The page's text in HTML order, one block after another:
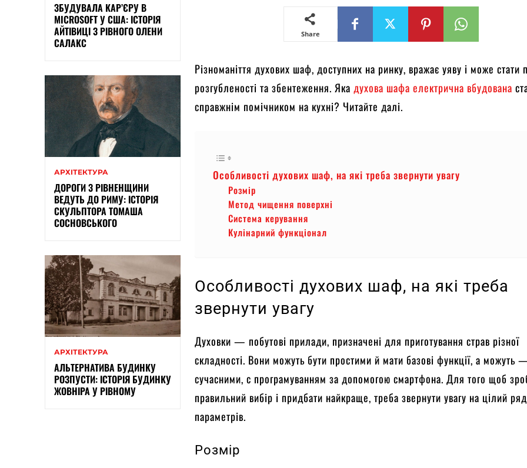
ЗБУДУВАЛА КАР’ЄРУ В
MICROSOFT У США: ІСТОРІЯ
АЙТІВИЦІ З РІВНОГО ОЛЕНИ
САЛАКС
АРХІТЕКТУРА
ДОРОГИ З РІВНЕНЩИНИ
ВЕДУТЬ ДО РИМУ: ІСТОРІЯ
СКУЛЬПТОРА ТОМАША
СОСНОВСЬКОГО
АРХІТЕКТУРА
АЛЬТЕРНАТИВА БУДИНКУ
РОЗПУСТИ: ІСТОРІЯ БУДИНКУ
ЖОВНІРА У РІВНОМУ
Share
Різноманіття духових шаф, доступних на ринку, вражає уяву і може стати
розгубленості та збентеження. Якадухова шафа електрична вбудована
справжнім помічником на кухні? Читайте далі.
Особливості духових шаф, на які треба звернути увагу
Розмір
Метод чищення поверхні
Система керування
Кулінарний функціонал
Особливості духових шаф, на які треба
звернути увагу
Духовки — побутові прилади, призначені для приготування страв різної
складності. Вони можуть бути простими й мати базові функції, а можуть
сучасними, с програмуванням за допомогою смартфона. Для того щоб
правильний вибір і придбати найкраще, треба звернути увагу на цілий ряд
параметрів.
Розмір